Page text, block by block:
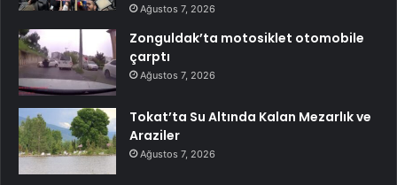
Ağustos 7, 2026
Zonguldak’ta motosiklet otomobile
çarptı
Ağustos 7, 2026
Tokat’ta Su Altında Kalan Mezarlık ve
Araziler
Ağustos 7, 2026